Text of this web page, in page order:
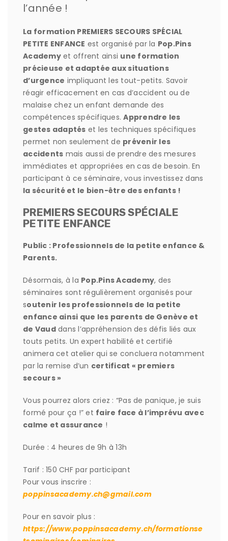
l’année !
La formation PREMIERS SECOURS SPÉCIAL
PETITE ENFANCE est organisé par la Pop.Pins
Academyet offrent ainsi une formation
précieuse et adaptée aux situations
d’urgence impliquant les tout-petits. Savoir
réagir efficacement en cas d’accident ou de
malaise chez un enfant demande des
compétences spécifiques.Apprendre les
gestes adaptés et les techniques spécifiques
permet non seulement de prévenir les
accidents mais aussi de prendre des mesures
immédiates et appropriées en cas de besoin. En
participant à ce séminaire, vous investissez dans
la sécurité et le bien-être des enfants !
PREMIERS SECOURS SPÉCIALE
PETITE ENFANCE
Public : Professionnels de la petite enfance &
Parents.
Désormais, à la Pop.Pins Academy, des
séminaires sont régulièrement organisés pour
soutenir les professionnels de la petite
enfance ainsi que les parents de Genève et
de Vauddans l’appréhension des défis liés aux
touts petits. Un expert habilité et certifié
animera cet atelier qui se concluera notamment
par la remise d’un certificat « premiers
secours »
Vous pourrez alors criez : “Pas de panique, je suis
formé pour ça !” et faire face à l’imprévu avec
calme et assurance !
Durée : 4 heures de 9h à 13h
Tarif : 150 CHF par participant
Pour vous inscrire :
poppinsacademy.ch@gmail.com
Pour en savoir plus :
https://www.poppinsacademy.ch/formationse